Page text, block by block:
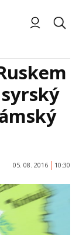
05. 08. 2016 10:30